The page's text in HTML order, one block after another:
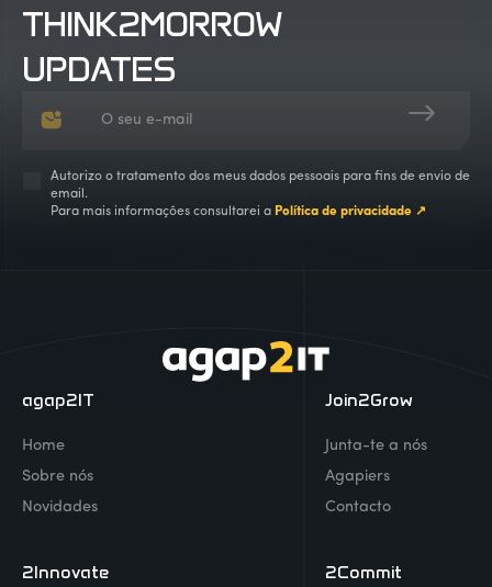
THINK2MORROW
UPDATES
Autorizo o tratamento dos meus dados pessoais para fins de envio de
email.
Para mais informações consultarei a Política de privacidade ↗
agap2IT
Home
Sobre nós
Novidades
Join2Grow
Junta-te a nós
Agapiers
Contacto
2Innovate 2Commit